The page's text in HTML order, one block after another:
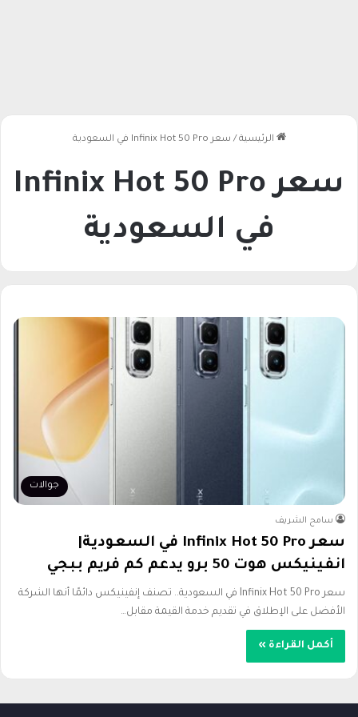
الرئيسية / سعر Infinix Hot 50 Pro في السعودية
سعر Infinix Hot 50 Pro
في السعودية
جوالات
سامح الشريف
سعر Infinix Hot 50 Pro في السعودية|
انفينيكس هوت 50 برو يدعم كم فريم ببجي
سعر Infinix Hot 50 Pro في السعودية.. تصنف إنفينيكس دائمًا أنها الشركة
الأفضل على الإطلاق في تقديم خدمة القيمة مقابل…
أكمل القراءة »